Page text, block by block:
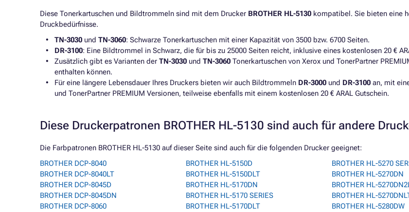
Diese Tonerkartuschen und Bildtrommeln sind mit dem Drucker BROTHER HL-5130 kompatibel. Sie bieten eine
Druckbedürfnisse.
TN-3030 und TN-3060: Schwarze Tonerkartuschen mit einer Kapazität von 3500 bzw. 6700 Seiten.
DR-3100: Eine Bildtrommel in Schwarz, die für bis zu 25000 Seiten reicht, inklusive eines kostenlosen 20 €
Zusätzlich gibt es Varianten der TN-3030 und TN-3060 Tonerkartuschen von Xerox und TonerPartner
enthalten können.
Für eine längere Lebensdauer Ihres Druckers bieten wir auch Bildtrommeln DR-3000 und DR-3100 an, mit
und TonerPartner PREMIUM Versionen, teilweise ebenfalls mit einem kostenlosen 20 € ARAL Gutschein.
Diese Druckerpatronen BROTHER HL-5130 sind auch für andere
Die Farbpatronen BROTHER HL-5130 auf dieser Seite sind auch für die folgenden Drucker geeignet:
BROTHER DCP-8040
BROTHER DCP-8040LT
BROTHER DCP-8045D
BROTHER DCP-8045DN
BROTHER DCP-8060
BROTHER HL-5150D
BROTHER HL-5150DLT
BROTHER HL-5170DN
BROTHER HL-5170 SERIES
BROTHER HL-5170DLT
BROTHER HL-5270
BROTHER HL-5270DN
BROTHER HL-
BROTHER HL-
BROTHER HL-5280DW